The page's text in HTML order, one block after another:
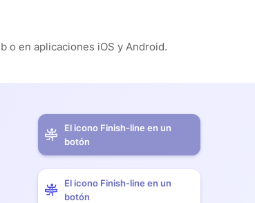
o en aplicaciones iOS y Android.
El icono Finish-line en un
botón
El icono Finish-line en un
botón